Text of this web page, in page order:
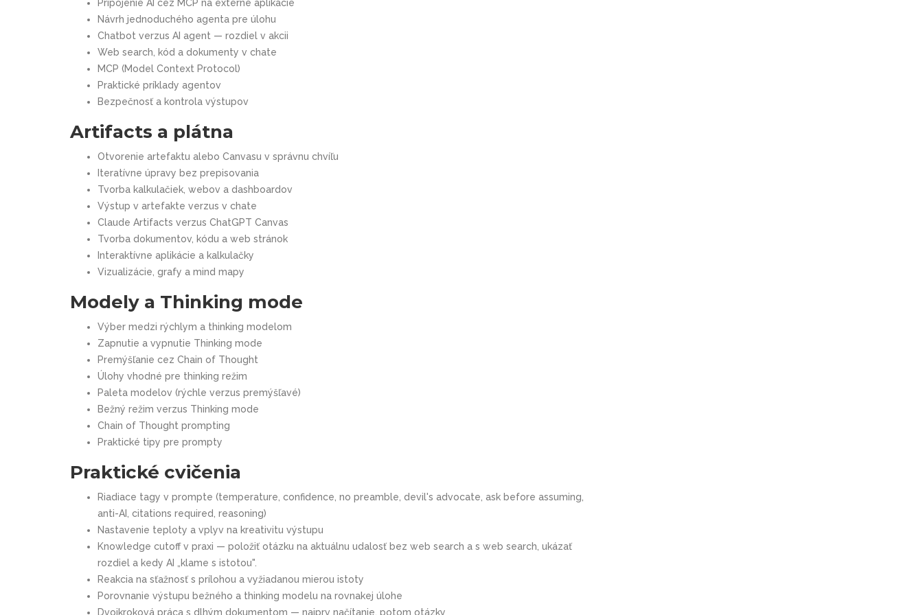
Pripojenie AI cez MCP na externé aplikácie
Návrh jednoduchého agenta pre úlohu
Chatbot verzus AI agent — rozdiel v akcii
Web search, kód a dokumenty v chate
MCP (Model Context Protocol)
Praktické príklady agentov
Bezpečnosť a kontrola výstupov
Artifacts a plátna
Otvorenie artefaktu alebo Canvasu v správnu chvíľu
Iteratívne úpravy bez prepisovania
Tvorba kalkulačiek, webov a dashboardov
Výstup v artefakte verzus v chate
Claude Artifacts verzus ChatGPT Canvas
Tvorba dokumentov, kódu a web stránok
Interaktívne aplikácie a kalkulačky
Vizualizácie, grafy a mind mapy
Modely a Thinking mode
Výber medzi rýchlym a thinking modelom
Zapnutie a vypnutie Thinking mode
Premýšľanie cez Chain of Thought
Úlohy vhodné pre thinking režim
Paleta modelov (rýchle verzus premýšľavé)
Bežný režim verzus Thinking mode
Chain of Thought prompting
Praktické tipy pre prompty
Praktické cvičenia
Riadiace tagy v prompte (temperature, confidence, no preamble, devil's advocate, ask before assuming,
anti-AI, citations required, reasoning)
Nastavenie teploty a vplyv na kreativitu výstupu
Knowledge cutoff v praxi — položiť otázku na aktuálnu udalosť bez web search a s web search, ukázať
rozdiel a kedy AI „klame s istotou".
Reakcia na sťažnosť s prílohou a vyžiadanou mierou istoty
Porovnanie výstupu bežného a thinking modelu na rovnakej úlohe
Dvojkroková práca s dlhým dokumentom — najprv načítanie, potom otázky